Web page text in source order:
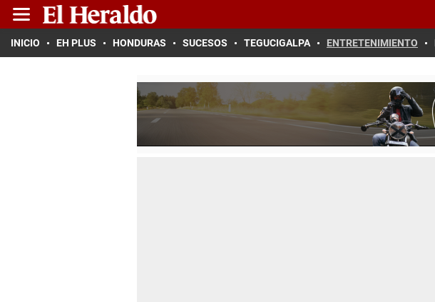
INICIO EH PLUS HONDURAS SUCESOS TEGUCIGALPA ENTRETENIMIENTO